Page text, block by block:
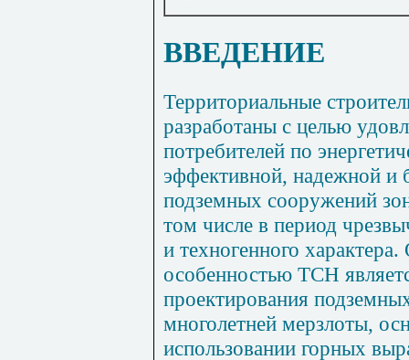
ВВЕДЕНИЕ
Территориальные
разработаны с целью
потребителей по
эффективной, надежной и
подземных сооружений
том числе в период
и техногенного
особенностью ТСН
проектирования
многолетней мерзлоты,
использовании горных